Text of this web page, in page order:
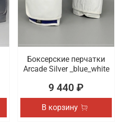
Боксерские перчатки
Arcade Silver _blue_white
9 440 ₽
В корзину